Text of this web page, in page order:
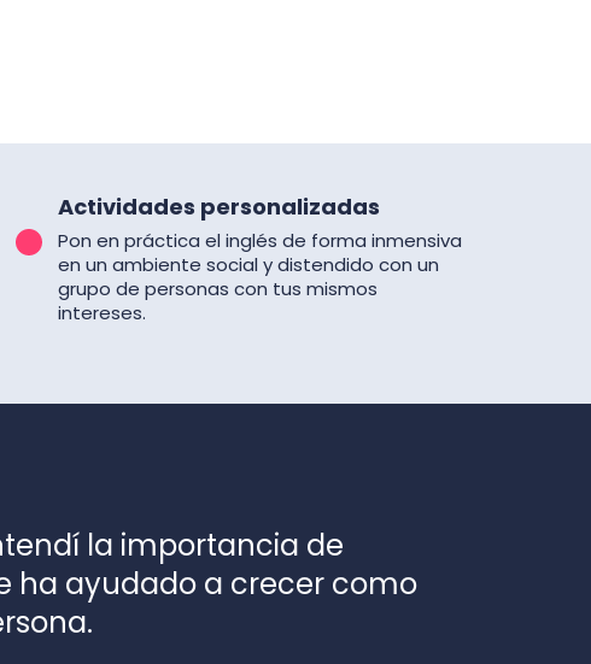
Actividades personalizadas
Pon en práctica el inglés de forma inmensiva
en un ambiente social y distendido con un
grupo de personas con tus mismos
intereses.
la importancia de
ha ayudado a crecer como